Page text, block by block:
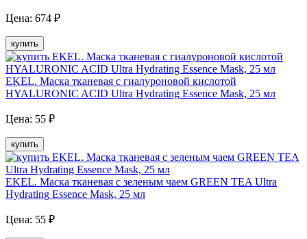
Цена: 674 ₽
купить
EKEL. Маска тканевая с гиалуроновой кислотой
HYALURONIC ACID Ultra Hydrating Essence Mask, 25 мл
Цена: 55 ₽
купить
EKEL. Маска тканевая с зеленым чаем GREEN TEA Ultra
Hydrating Essence Mask, 25 мл
Цена: 55 ₽